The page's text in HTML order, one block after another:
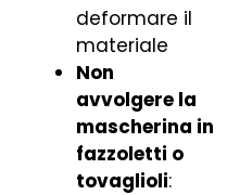
deformare il
materiale
Non
avvolgere la
mascherina in
fazzoletti o
tovaglioli: